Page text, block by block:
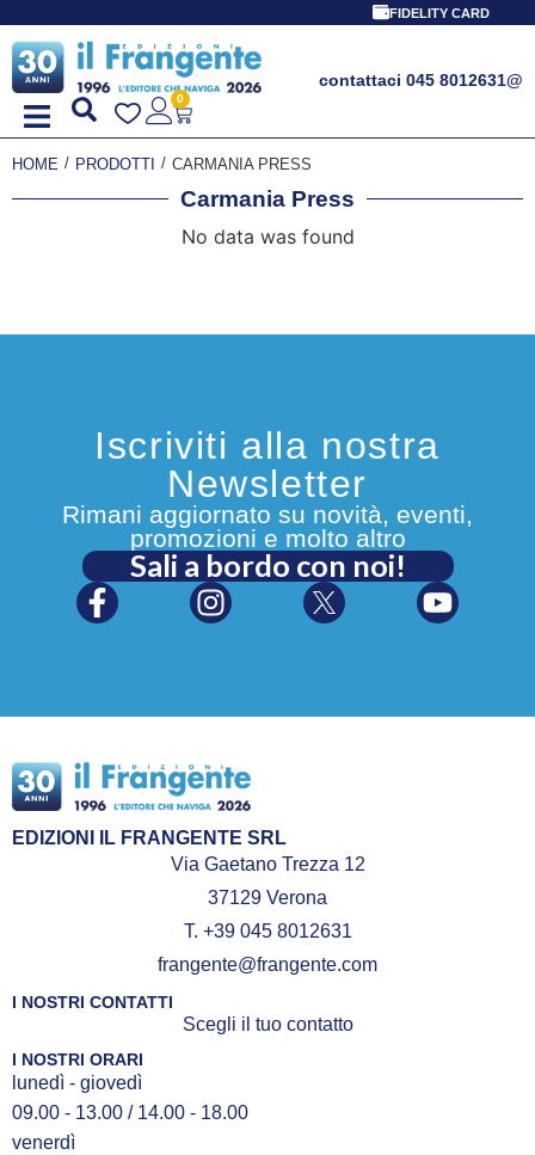
FIDELITY CARD
contattaci 045 8012631@
0
HOME / PRODOTTI / CARMANIA PRESS
Carmania Press
No data was found
Iscriviti alla nostra
Newsletter
Rimani aggiornato su novità, eventi,
promozioni e molto altro
Sali a bordo con noi!
EDIZIONI IL FRANGENTE SRL
Via Gaetano Trezza 12
37129 Verona
T. +39 045 8012631
frangente@frangente.com
I NOSTRI CONTATTI
Scegli il tuo contatto
I NOSTRI ORARI
lunedì - giovedì
09.00 - 13.00 / 14.00 - 18.00
venerdì